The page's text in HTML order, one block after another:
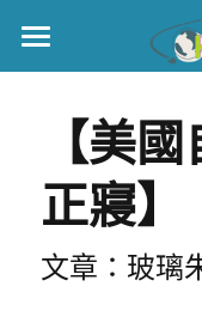
主頁
世界盃
伊美戰爭
黎智英案
【美
正寢】
文章：玻璃